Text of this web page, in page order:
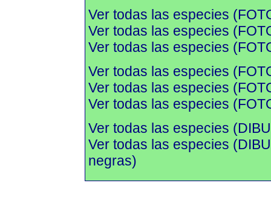
Ver todas las especies
Ver todas las especies
Ver todas las especies
Ver todas las especies
Ver todas las especies
Ver todas las especies
Ver todas las especies
Ver todas las especies
negras)